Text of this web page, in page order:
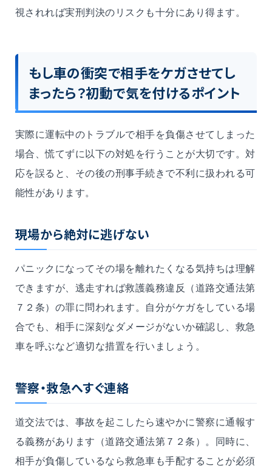
視されれば実刑判決のリスクも十分にあり得ます。
もし車の衝突で相手をケガさせてし
まったら？初動で気を付けるポイント
実際に運転中のトラブルで相手を負傷させてしまった
場合、慌てずに以下の対処を行うことが大切です。対
応を誤ると、その後の刑事手続きで不利に扱われる可
能性があります。
現場から絶対に逃げない
パニックになってその場を離れたくなる気持ちは理解
できますが、逃走すれば救護義務違反（道路交通法第
７２条）の罪に問われます。自分がケガをしている場
合でも、相手に深刻なダメージがないか確認し、救急
車を呼ぶなど適切な措置を行いましょう。
警察・救急へすぐ連絡
道交法では、事故を起こしたら速やかに警察に通報す
る義務があります（道路交通法第７２条）。同時に、
相手が負傷しているなら救急車も手配することが必須